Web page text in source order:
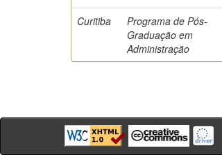
Curitiba
Programa de Pós-
Graduação em
Administração